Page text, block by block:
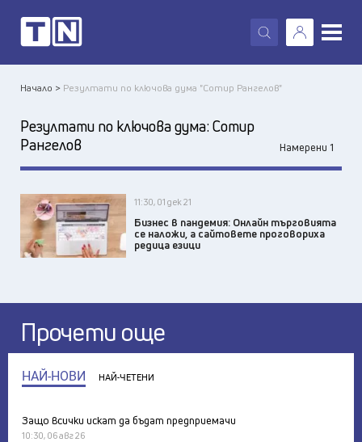
X
Начало > Резултати по ключова дума "Сотир Рангелов"
Резултати по ключова дума: Сотир
Рангелов
Намерени 1
11:30, 01 дек 21
Бизнес в пандемия: Онлайн търговията
се наложи, а сайтовете проговориха
редица езици
Прочети още
НАЙ-НОВИ НАЙ-ЧЕТЕНИ
Защо всички искат да бъдат предприемачи
10:30, 06 авг 26